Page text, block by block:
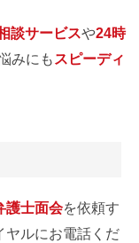
談サービスや24時
みにも スピーディ
護士面会を依頼す
ヤルにお電話くだ